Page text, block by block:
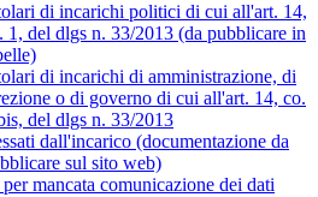
di incarichi politici di cui all'art. 14,
1, del dlgs n. 33/2013 (da pubblicare in
di incarichi di amministrazione, di
o di governo di cui all'art. 14, co.
del dlgs n. 33/2013
dall'incarico (documentazione da
sul sito web)
mancata comunicazione dei dati